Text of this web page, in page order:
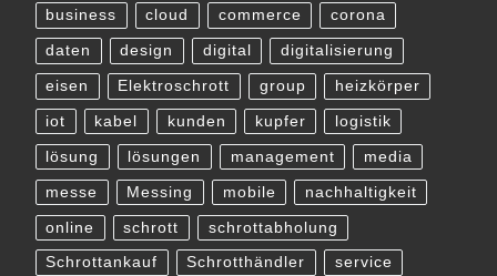
business cloud commerce corona
daten design digital digitalisierung
eisen Elektroschrott group heizkörper
iot kabel kunden kupfer logistik
lösung lösungen management media
messe Messing mobile nachhaltigkeit
online schrott schrottabholung
Schrottankauf Schrotthändler service